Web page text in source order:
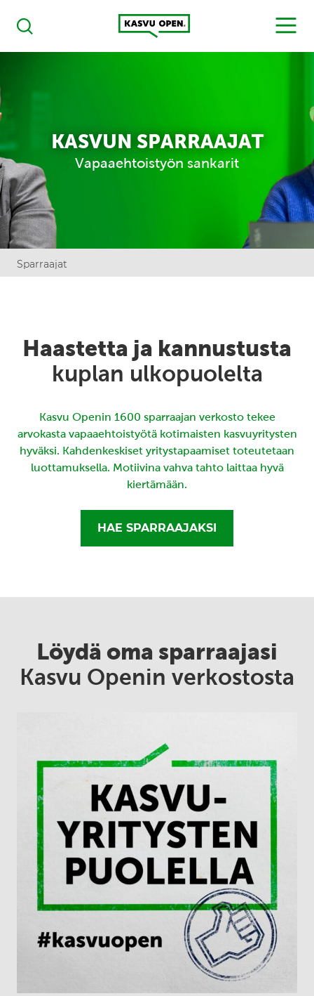
Haku
Kasvu Open
MENU
KASVUN SPARRAAJAT
Vapaaehtoistyön sankarit
Sparraajat
Haastetta ja kannustusta
kuplan ulkopuolelta
Kasvu Openin 1600 sparraajan verkosto tekee
arvokasta vapaaehtoistyötä kotimaisten kasvuyritysten
hyväksi. Kahdenkeskiset yritystapaamiset toteutetaan
luottamuksella. Motiivina vahva tahto laittaa hyvä
kiertämään.
HAE SPARRAAJAKSI
Löydä oma sparraajasi
Kasvu Openin verkostosta